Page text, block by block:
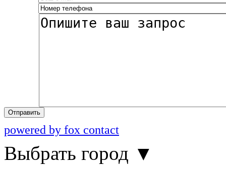
Отправить
powered by fox contact
Выбрать город ▼